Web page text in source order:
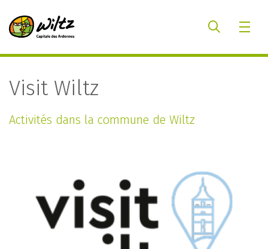
Visit Wiltz
Activités dans la commune de Wiltz